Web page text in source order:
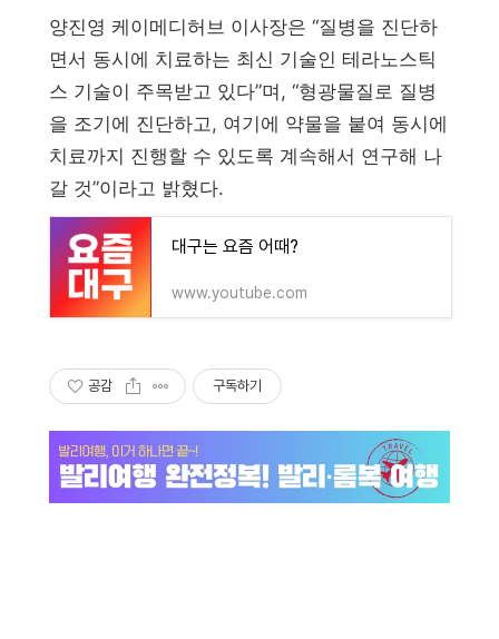
양진영 케이메디허브 이사장은 “질병을 진단하
면서 동시에 치료하는 최신 기술인 테라노스틱
스 기술이 주목받고 있다”며, “형광물질로 질병
을 조기에 진단하고, 여기에 약물을 붙여 동시에
치료까지 진행할 수 있도록 계속해서 연구해 나
갈 것”이라고 밝혔다.
대구는 요즘 어때?
www.youtube.com
공감 구독하기